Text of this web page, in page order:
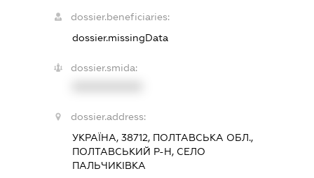
dossier.beneficiaries:
dossier.missingData
dossier.smida:
dossier.address:
УКРАЇНА, 38712, ПОЛТАВСЬКА ОБЛ.,
ПОЛТАВСЬКИЙ Р-Н, СЕЛО
ПАЛЬЧИКІВКА